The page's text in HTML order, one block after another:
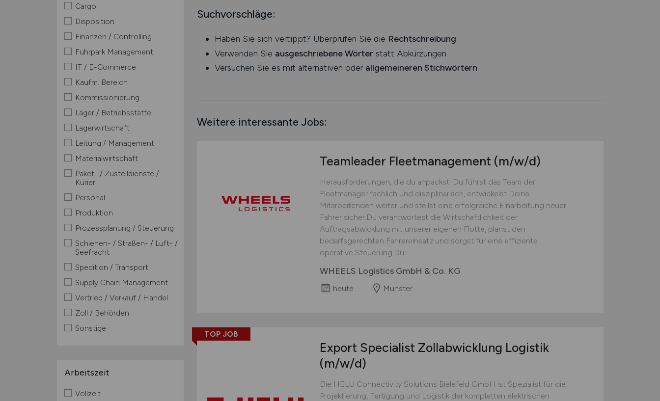
Cargo
Disposition
Finanzen / Controlling
Fuhrpark Management
IT / E-Commerce
Kaufm. Bereich
Kommissionierung
Lager / Betriebsstätte
Lagerwirtschaft
Leitung / Management
Materialwirtschaft
Paket- / Zustelldienste /
Kurier
Personal
Produktion
Prozessplanung / Steuerung
Schienen- / Straßen- / Luft- /
Seefracht
Spedition / Transport
Supply Chain Management
Vertrieb / Verkauf / Handel
Zoll / Behörden
Sonstige
Arbeitszeit
Vollzeit
Suchvorschläge:
Haben Sie sich vertippt? Überprüfen Sie die Rechtschreibung.
Verwenden Sie ausgeschriebene Wörter statt Abkürzungen.
Versuchen Sie es mit alternativen oder allgemeineren Stichwörtern.
Weitere interessante Jobs:
Teamleader Fleetmanagement (m/w/d)
Herausforderungen, die du anpackst: Du führst das Team der
Fleetmanager fachlich und disziplinarisch, entwickelst Deine
Mitarbeitenden weiter und stellst eine erfolgreiche Einarbeitung neuer
Fahrer sicher.Du verantwortest die Wirtschaftlichkeit der
Auftragsabwicklung mit unserer eigenen Flotte, planst den
bedarfsgerechten Fahrereinsatz und sorgst für eine effiziente
operative Steuerung.Du...
WHEELS Logistics GmbH & Co. KG
heute Münster
TOP JOB
Export Specialist Zollabwicklung Logistik
(m/w/d)
Die HELU Connectivity Solutions Bielefeld GmbH ist Spezialist für die
Projektierung, Fertigung und Logistik der kompletten elektrischen